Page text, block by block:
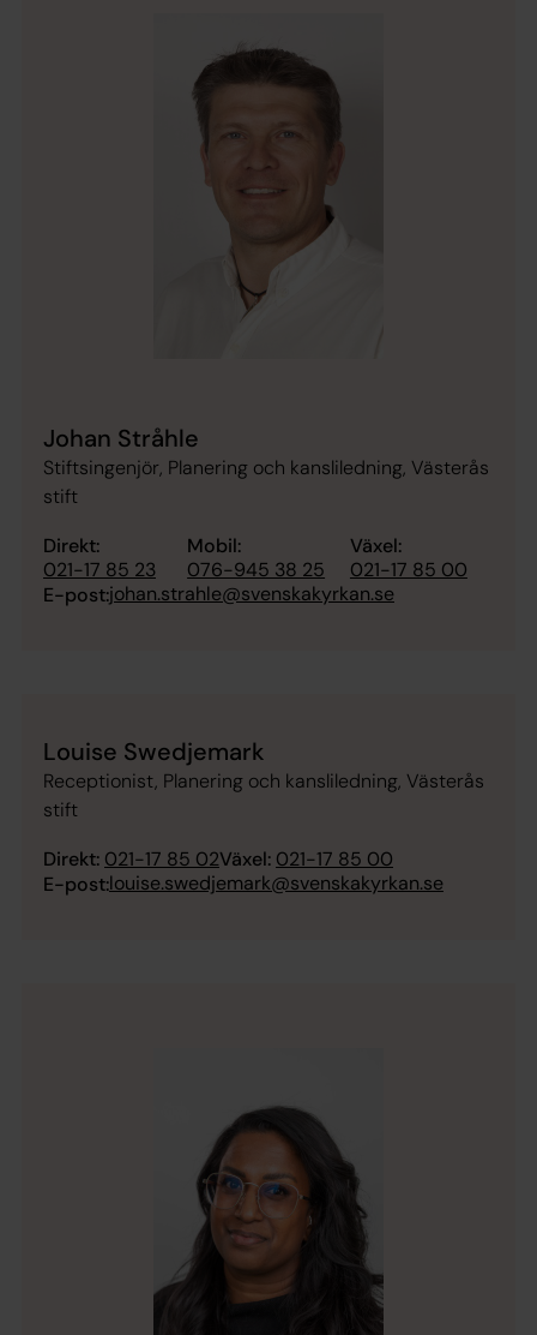
Johan Stråhle
Stiftsingenjör, Planering och kansliledning, Västerås
stift
Direkt:
021-17 85 23
Mobil:
076-945 38 25
Växel:
021-17 85 00
E-post:johan.strahle@svenskakyrkan.se
Louise Swedjemark
Receptionist, Planering och kansliledning, Västerås
stift
Direkt: 021-17 85 02Växel: 021-17 85 00
E-post:louise.swedjemark@svenskakyrkan.se